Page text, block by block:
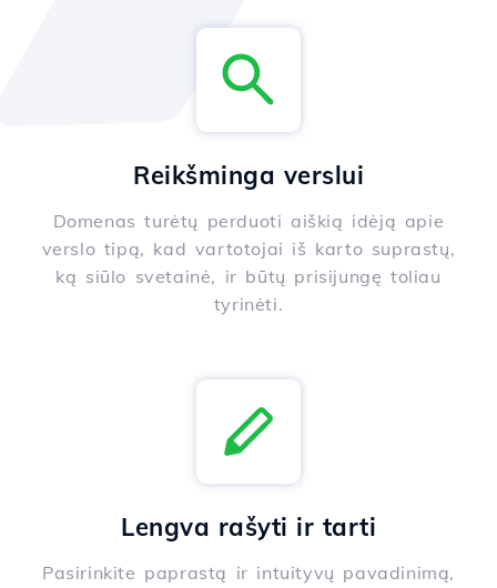
Reikšminga verslui
Domenas turėtų perduoti aiškią idėją apie
verslo tipą, kad vartotojai iš karto suprastų,
ką siūlo svetainė, ir būtų prisijungę toliau
tyrinėti.
Lengva rašyti ir tarti
Pasirinkite paprastą ir intuityvų pavadinimą,